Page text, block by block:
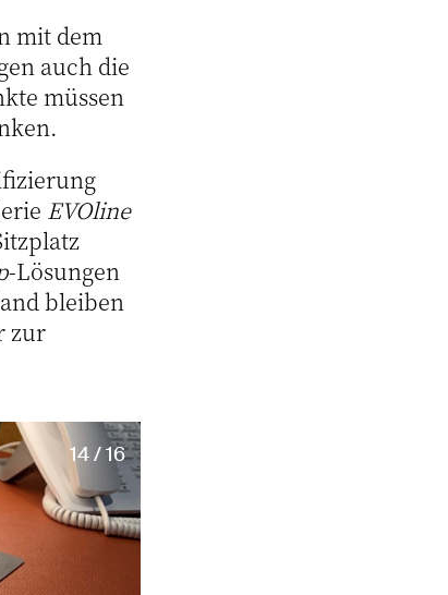
mit dem
auch die
müssen
EVOline
-Lösungen
bleiben
zur
14 / 16